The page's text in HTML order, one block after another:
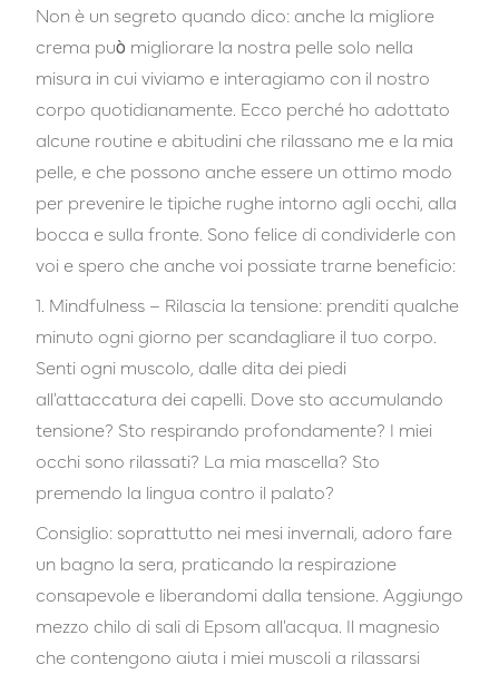
Non è un segreto quando dico: anche la migliore
crema può migliorare la nostra pelle solo nella
misura in cui viviamo e interagiamo con il nostro
corpo quotidianamente. Ecco perché ho adottato
alcune routine e abitudini che rilassano me e la mia
pelle, e che possono anche essere un ottimo modo
per prevenire le tipiche rughe intorno agli occhi, alla
bocca e sulla fronte. Sono felice di condividerle con
voi e spero che anche voi possiate trarne beneficio:
1. Mindfulness – Rilascia la tensione: prenditi qualche
minuto ogni giorno per scandagliare il tuo corpo.
Senti ogni muscolo, dalle dita dei piedi
all'attaccatura dei capelli. Dove sto accumulando
tensione? Sto respirando profondamente? I miei
occhi sono rilassati? La mia mascella? Sto
premendo la lingua contro il palato?
Consiglio: soprattutto nei mesi invernali, adoro fare
un bagno la sera, praticando la respirazione
consapevole e liberandomi dalla tensione. Aggiungo
mezzo chilo di sali di Epsom all'acqua. Il magnesio
che contengono aiuta i miei muscoli a rilassarsi